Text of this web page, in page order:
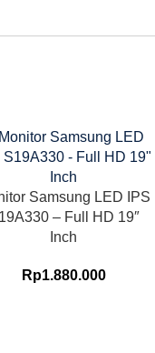
Samsung LED IPS
– Full HD 19″
Inch
Rp1.880.000